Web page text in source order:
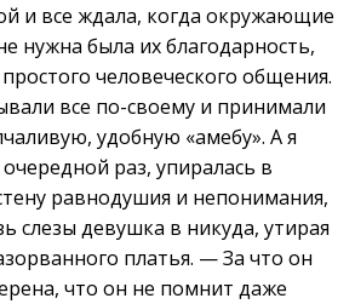
и все ждала, когда окружающие
нужна была их благодарность,
человеческого общения.
все по-своему и принимали
удобную «амебу». А я
раз, упиралась в
равнодушия и непонимания,
слезы девушка в никуда, утирая
платья. — За что он
что он не помнит даже